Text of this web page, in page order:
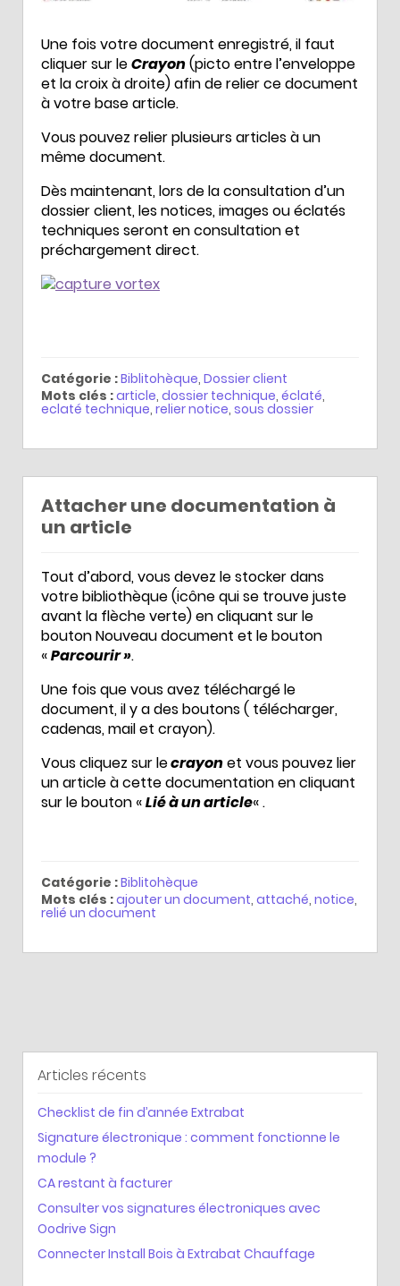
Une fois votre document enregistré, il faut
cliquer sur leCrayon(picto entre l’enveloppe
et la croix à droite) afin de relier ce document
à votre base article.
Vous pouvez relier plusieurs articles à un
même document.
Dès maintenant, lors de la consultation d’un
dossier client, les notices, images ou éclatés
techniques seront en consultation et
préchargement direct.
Catégorie :Biblitohèque, Dossier client
Mots clés :article, dossier technique, éclaté,
eclaté technique, relier notice, sous dossier
Attacher une documentation à
un article
Tout d’abord, vous devez le stocker dans
votre bibliothèque (icône qui se trouve juste
avant la flèche verte) en cliquant sur le
bouton Nouveau document et le bouton
«Parcourir ».
Une fois que vous avez téléchargé le
document, il y a des boutons ( télécharger,
cadenas, mail et crayon).
Vous cliquez sur lecrayonet vous pouvez lier
un article à cette documentation en cliquant
sur le bouton «Lié à un article« .
Catégorie :Biblitohèque
Mots clés :ajouter un document, attaché, notice,
relié un document
Articles récents
Checklist de fin d’année Extrabat
Signature électronique : comment fonctionne le
module ?
CA restant à facturer
Consulter vos signatures électroniques avec
Oodrive Sign
Connecter Install Bois à Extrabat Chauffage